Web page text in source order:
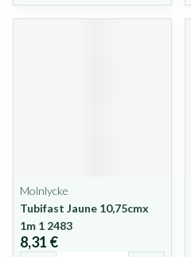
Molnlycke
Tubifast Jaune 10,75cmx
1m 1 2483
8,31 €